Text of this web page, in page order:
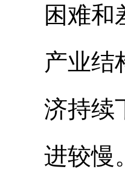
困难和
产业结
济持续
进较慢